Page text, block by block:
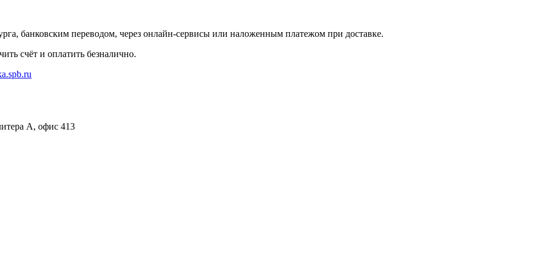
банковским переводом, через онлайн-сервисы или наложенным платежом при доставке.
счёт и оплатить безналично.
А, офис 413